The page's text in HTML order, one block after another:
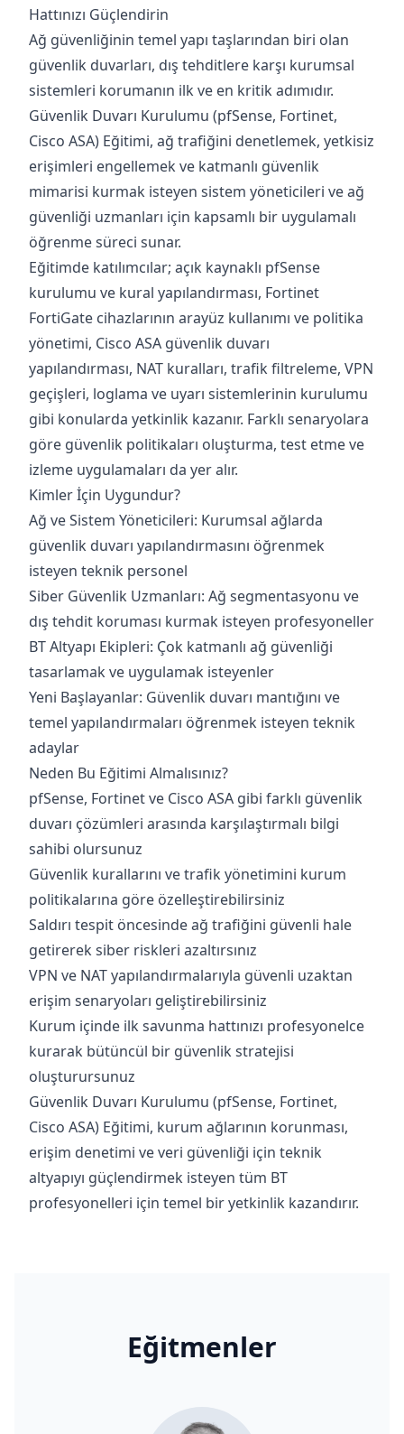
Hattınızı Güçlendirin
Ağ güvenliğinin temel yapı taşlarından biri olan
güvenlik duvarları, dış tehditlere karşı kurumsal
sistemleri korumanın ilk ve en kritik adımıdır.
Güvenlik Duvarı Kurulumu (pfSense, Fortinet,
Cisco ASA) Eğitimi, ağ trafiğini denetlemek, yetkisiz
erişimleri engellemek ve katmanlı güvenlik
mimarisi kurmak isteyen sistem yöneticileri ve ağ
güvenliği uzmanları için kapsamlı bir uygulamalı
öğrenme süreci sunar.
Eğitimde katılımcılar; açık kaynaklı pfSense
kurulumu ve kural yapılandırması, Fortinet
FortiGate cihazlarının arayüz kullanımı ve politika
yönetimi, Cisco ASA güvenlik duvarı
yapılandırması, NAT kuralları, trafik filtreleme, VPN
geçişleri, loglama ve uyarı sistemlerinin kurulumu
gibi konularda yetkinlik kazanır. Farklı senaryolara
göre güvenlik politikaları oluşturma, test etme ve
izleme uygulamaları da yer alır.
Kimler İçin Uygundur?
Ağ ve Sistem Yöneticileri: Kurumsal ağlarda
güvenlik duvarı yapılandırmasını öğrenmek
isteyen teknik personel
Siber Güvenlik Uzmanları: Ağ segmentasyonu ve
dış tehdit koruması kurmak isteyen profesyoneller
BT Altyapı Ekipleri: Çok katmanlı ağ güvenliği
tasarlamak ve uygulamak isteyenler
Yeni Başlayanlar: Güvenlik duvarı mantığını ve
temel yapılandırmaları öğrenmek isteyen teknik
adaylar
Neden Bu Eğitimi Almalısınız?
pfSense, Fortinet ve Cisco ASA gibi farklı güvenlik
duvarı çözümleri arasında karşılaştırmalı bilgi
sahibi olursunuz
Güvenlik kurallarını ve trafik yönetimini kurum
politikalarına göre özelleştirebilirsiniz
Saldırı tespit öncesinde ağ trafiğini güvenli hale
getirerek siber riskleri azaltırsınız
VPN ve NAT yapılandırmalarıyla güvenli uzaktan
erişim senaryoları geliştirebilirsiniz
Kurum içinde ilk savunma hattınızı profesyonelce
kurarak bütüncül bir güvenlik stratejisi
oluşturursunuz
Güvenlik Duvarı Kurulumu (pfSense, Fortinet,
Cisco ASA) Eğitimi, kurum ağlarının korunması,
erişim denetimi ve veri güvenliği için teknik
altyapıyı güçlendirmek isteyen tüm BT
profesyonelleri için temel bir yetkinlik kazandırır.
Eğitmenler